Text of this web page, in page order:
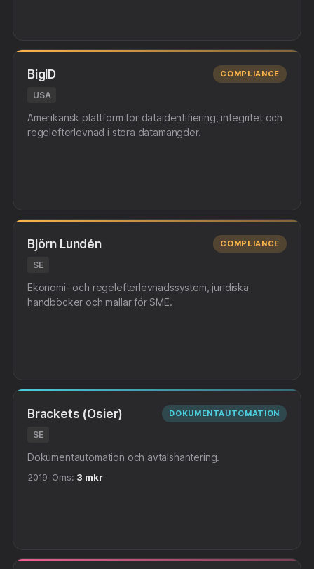
BigID
USA
COMPLIANCE
Amerikansk plattform för dataidentifiering, integritet och
regelefterlevnad i stora datamängder.
Björn Lundén
SE
COMPLIANCE
Ekonomi- och regelefterlevnadssystem, juridiska
handböcker och mallar för SME.
Brackets (Osier)
SE
DOKUMENTAUTOMATION
Dokumentautomation och avtalshantering.
2019-Oms: 3 mkr